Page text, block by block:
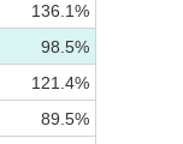
136.1%
98.5%
121.4%
89.5%